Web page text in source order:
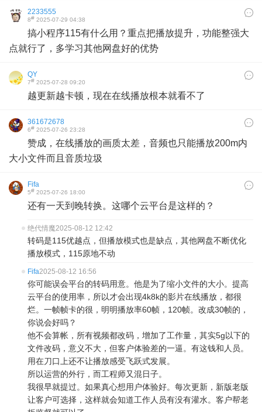
2233555
8# 2025-07-29 04:38
搞小程序115有什么用？重点把播放提升，功能整强大
点就行了，多学习其他网盘好的优势
QY
7# 2025-07-28 09:20
越更新越卡顿，现在在线播放根本就看不了
361672678
6# 2025-07-26 23:28
赞成，在线播放的画质太差，音频也只能播放200m内
大小文件而且音质垃圾
Fifa
5# 2025-07-26 18:00
还有一天到晚转换。这哪个云平台是这样的？
绝代情魔2025-08-12 12:42
转码是115优越点，但播放模式也是缺点，其他网盘不断优化
播放模式，115原地不动
Fifa2025-08-12 16:56
你可能误会平台的转码用意。他是为了缩小文件的大小。提高
云平台的使用率，所以才会出现4k8k的影片在线播放，都很
烂。一帧帧卡的很，明明播放率60帧，120帧。改成30帧的，
你说会好吗？
他不会算帐，所有视频都改码，增加了工作量，其实5g以下的
文件改码，意义不大，但客户体验差的一逼。有这钱和人员。
用在刀口上还不让播放感受飞跃式发展。
所以运营的外行，而工程师又混日子。
我很早就提过。如果真心想用户体验好。每次更新，新版老版
让客户可选择，这样就会知道工作人员有没有灌水。客户帮老